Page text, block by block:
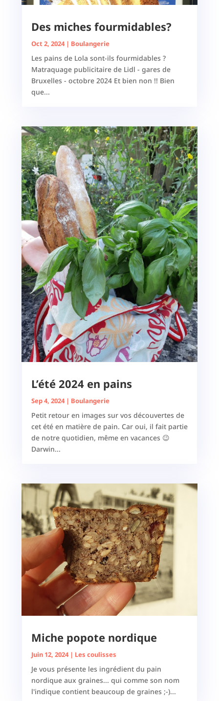
Des miches fourmidables?
Oct 2, 2024| Boulangerie
Les pains de Lola sont-ils fourmidables ?
Matraquage publicitaire de Lidl - gares de
Bruxelles - octobre 2024 Et bien non !! Bien
que...
L’été 2024 en pains
Sep 4, 2024| Boulangerie
Petit retour en images sur vos découvertes de
cet été en matière de pain. Car oui, il fait partie
de notre quotidien, même en vacances 😉
Darwin...
Miche popote nordique
Juin 12, 2024| Les coulisses
Je vous présente les ingrédient du pain
nordique aux graines... qui comme son nom
l'indique contient beaucoup de graines ;-)...